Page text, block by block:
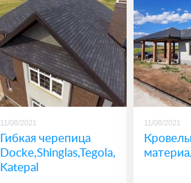
11/08/2021
Гибкая черепица
Docke,Shinglas,Tegola,
Katepal
11/08/2021